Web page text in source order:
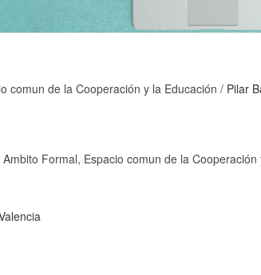
comun de la Cooperación y la Educación / Pilar
Formal, Espacio comun de la Cooperación